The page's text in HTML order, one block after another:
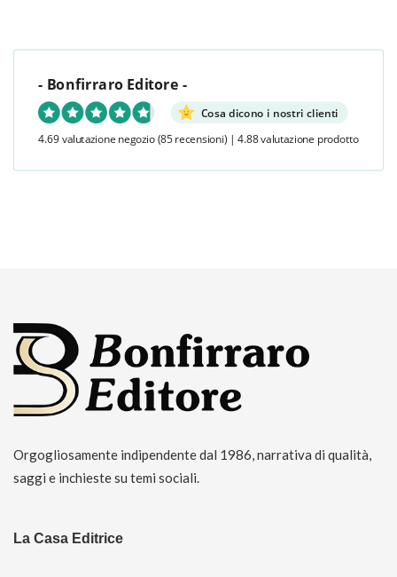
- Bonfirraro Editore -
Cosa dicono i nostri clienti
4.69 valutazione negozio (85 recensioni) | 4.88 valutazione prodotto
Orgogliosamente indipendente dal 1986, narrativa di qualità,
saggi e inchieste su temi sociali.
La Casa Editrice